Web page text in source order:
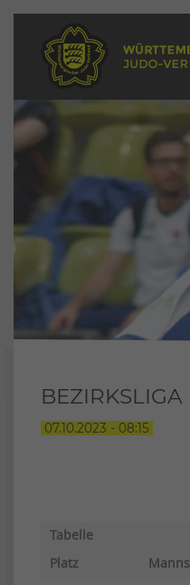
07.10.2023 - 08:15
Tabelle
Platz